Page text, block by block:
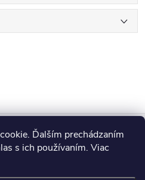
Ďalším prechádzaním
s ich používaním. Viac